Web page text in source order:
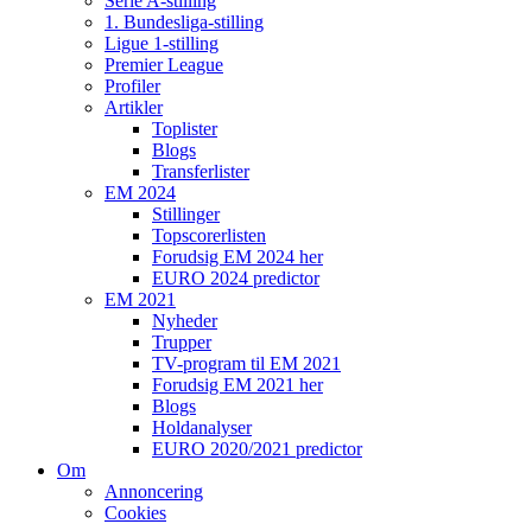
1. Bundesliga-stilling
Ligue 1-stilling
Premier League
Profiler
Artikler
Toplister
Blogs
Transferlister
EM 2024
Stillinger
Topscorerlisten
Forudsig EM 2024 her
EURO 2024 predictor
EM 2021
Nyheder
Trupper
TV-program til EM 2021
Forudsig EM 2021 her
Blogs
Holdanalyser
EURO 2020/2021 predictor
Om
Annoncering
Cookies